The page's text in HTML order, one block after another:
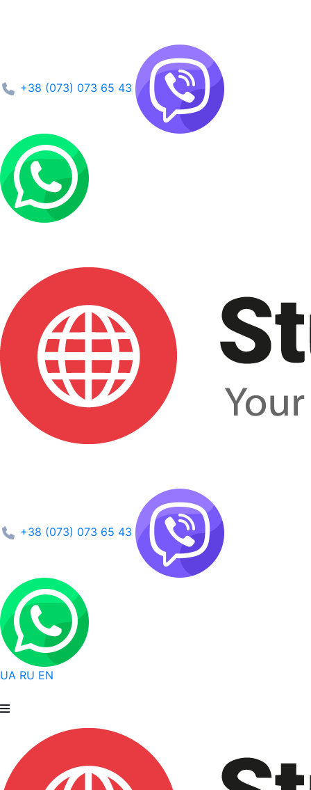
+38 (073) 073 65 43
+38 (073) 073 65 43
UA RU EN